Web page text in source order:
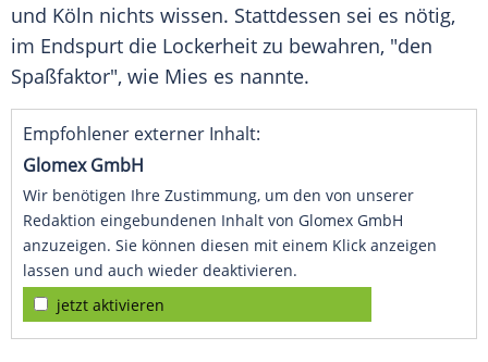
und Köln nichts wissen. Stattdessen sei es nötig,
im Endspurt die Lockerheit zu bewahren, "den
Spaßfaktor", wie Mies es nannte.
Empfohlener externer Inhalt:
Glomex GmbH
Wir benötigen Ihre Zustimmung, um den von unserer
Redaktion eingebundenen Inhalt von Glomex GmbH
anzuzeigen. Sie können diesen mit einem Klick anzeigen
lassen und auch wieder deaktivieren.
jetzt aktivieren